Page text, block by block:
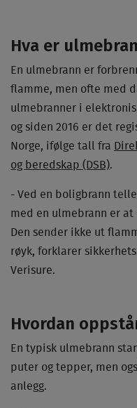
Hva er
En ulmebrann er
flamme, men ofte med
ulmebranner i
og siden 2016 er det
Norge, ifølge tall fra
og beredskap (DSB).
- Ved en boligbrann
med en ulmebrann er
Den sender ikke ut
røyk, forklarer
Verisure.
Hvordan
En typisk ulmebrann
puter og tepper, men
anlegg.